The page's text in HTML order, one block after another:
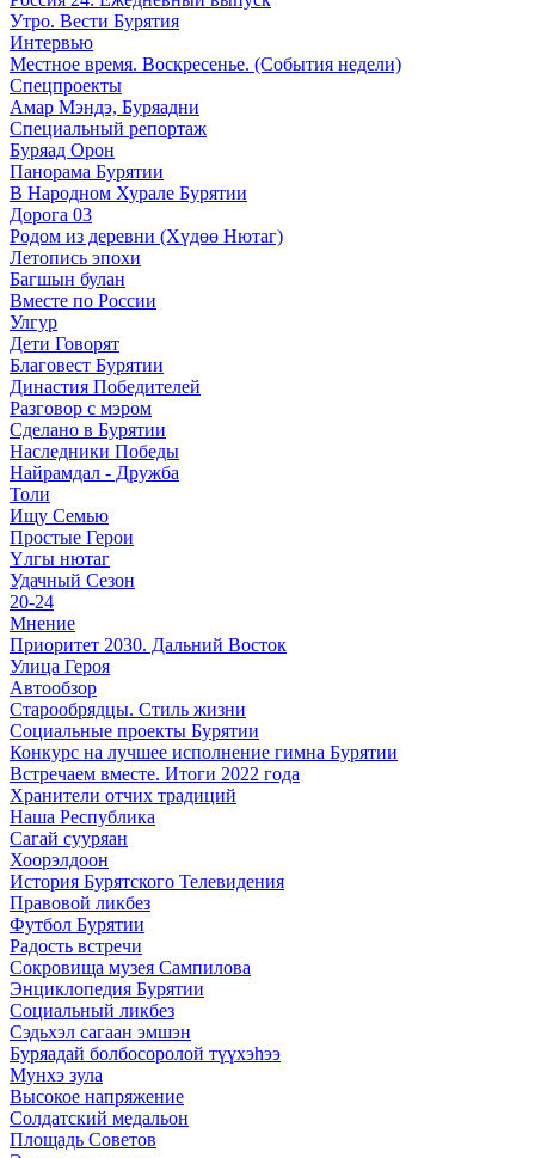
Утро. Вести Бурятия
Интервью
Местное время. Воскресенье. (События недели)
Спецпроекты
Амар Мэндэ, Буряадни
Специальный репортаж
Буряад Орон
Панорама Бурятии
В Народном Хурале Бурятии
Дорога 03
Родом из деревни (Хүдөө Нютаг)
Летопись эпохи
Багшын булан
Вместе по России
Улгур
Дети Говорят
Благовест Бурятии
Династия Победителей
Разговор с мэром
Сделано в Бурятии
Наследники Победы
Найрамдал - Дружба
Толи
Ищу Cемью
Простые Герои
Үлгы нютаг
Удачный Сезон
20-24
Мнение
Приоритет 2030. Дальний Восток
Улица Героя
Автообзор
Старообрядцы. Cтиль жизни
Социальные проекты Бурятии
Конкурс на лучшее исполнение гимна Бурятии
Встречаем вместе. Итоги 2022 года
Хранители отчих традиций
Наша Республика
Сагай сууряан
Хоорэлдоон
История Бурятского Телевидения
Правовой ликбез
Футбол Бурятии
Радость встречи
Сокровища музея Сампилова
Энциклопедия Бурятии
Социальный ликбез
Сэдьхэл сагаан эмшэн
Буряадай болбосоролой түүхэhээ
Мунхэ зула
Высокое напряжение
Солдатский медальон
Площадь Советов